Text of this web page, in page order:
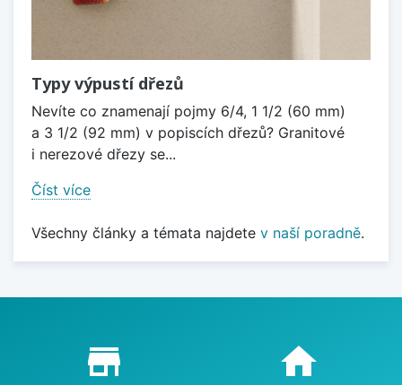
Typy výpustí dřezů
Nevíte co znamenají pojmy 6/4, 1 1/2 (60 mm)
a 3 1/2 (92 mm) v popiscích dřezů? Granitové
i nerezové dřezy se...
Číst více
Všechny články a témata najdete v naší poradně.
Proč nakupovat u nás?
store_mall_directory home